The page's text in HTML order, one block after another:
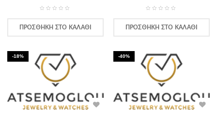
ΠΡΟΣΘΉΚΗ ΣΤΟ ΚΑΛΆΘΙ ΠΡΟΣΘΉΚΗ ΣΤΟ ΚΑΛΆΘΙ
-18% -40%